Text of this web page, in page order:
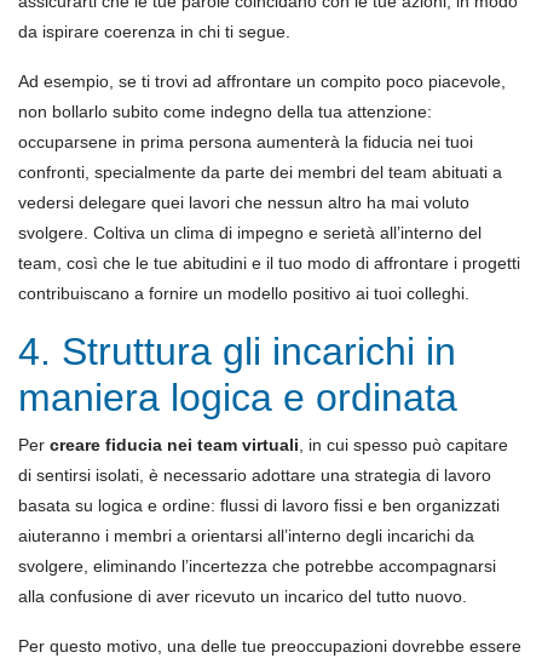
da ispirare coerenza in chi ti segue.
Ad esempio, se ti trovi ad affrontare un compito poco piacevole,
non bollarlo subito come indegno della tua attenzione:
occuparsene in prima persona aumenterà la fiducia nei tuoi
confronti, specialmente da parte dei membri del team abituati a
vedersi delegare quei lavori che nessun altro ha mai voluto
svolgere. Coltiva un clima di impegno e serietà all’interno del
team, così che le tue abitudini e il tuo modo di affrontare i progetti
contribuiscano a fornire un modello positivo ai tuoi colleghi.
4. Struttura gli incarichi in
maniera logica e ordinata
Per creare fiducia nei team virtuali , in cui spesso può capitare
di sentirsi isolati, è necessario adottare una strategia di lavoro
basata su logica e ordine: flussi di lavoro fissi e ben organizzati
aiuteranno i membri a orientarsi all’interno degli incarichi da
svolgere, eliminando l’incertezza che potrebbe accompagnarsi
alla confusione di aver ricevuto un incarico del tutto nuovo.
Per questo motivo, una delle tue preoccupazioni dovrebbe essere